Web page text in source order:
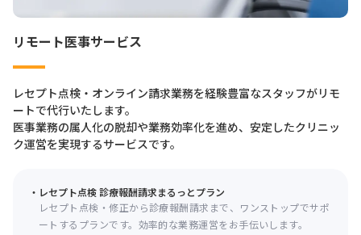
リモート医事サービス
レセプト点検・オンライン請求業務を経験豊富なスタッフがリモ
ートで代行いたします。
医事業務の属人化の脱却や業務効率化を進め、安定したクリニッ
ク運営を実現するサービスです。
レセプト点検 診療報酬請求まるっとプラン
レセプト点検・修正から診療報酬請求まで、ワンストップでサポ
ートするプランです。効率的な業務運営をお手伝いします。